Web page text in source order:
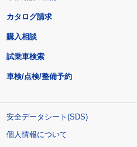
カタログ請求
購入相談
試乗車検索
車検/点検/整備予約
安全データシート(SDS)
個人情報について